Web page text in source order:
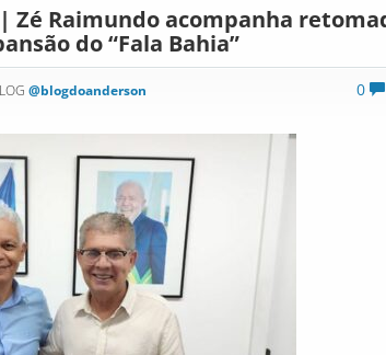
Raimundo acompanha
do “Fala Bahia”
0
@blogdoanderson